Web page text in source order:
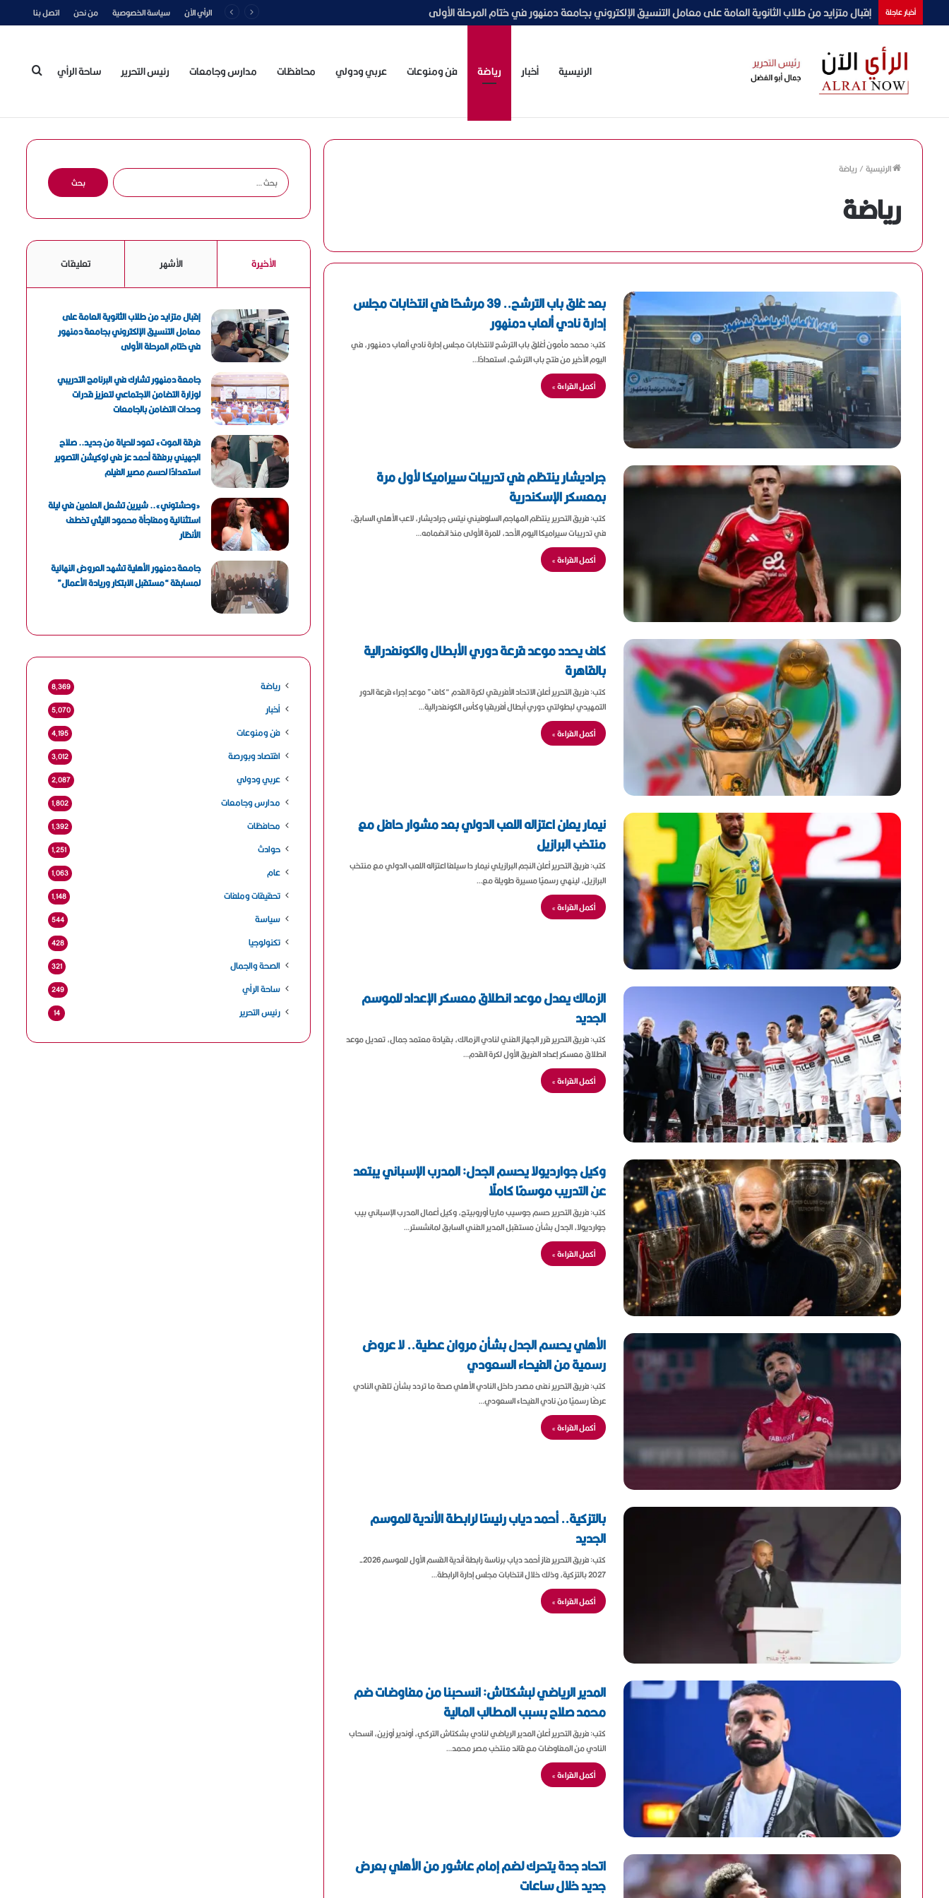
أخبار عاجلة جامعة دمنهور تشارك في البرنامج التدريبي لوزارة التضامن الاجتماعي لتعزيز قدرات وحدات التضامن بالجامعات الرأي الآن سياسة الخصوصية من نحن اتصل بنا
الرئيسية أخبار رياضة فن ومنوعات عربي ودولي محافظات مدارس وجامعات رئيس التحرير ساحة الرأي
الرئيسية/رياضة
رياضة
بعد غلق باب الترشح.. 39 مرشحًا في انتخابات مجلس
إدارة نادي ألعاب دمنهور
كتب: محمد مأمون أغلق باب الترشح لانتخابات مجلس إدارة نادي ألعاب دمنهور، في
اليوم الأخير من فتح باب الترشح، استعدادًا…
أكمل القراءة »
جراديشار ينتظم في تدريبات سيراميكا لأول مرة
بمعسكر الإسكندرية
كتب: فريق التحرير ينتظم المهاجم السلوفيني نيتس جراديشار، لاعب الأهلي السابق،
في تدريبات سيراميكا اليوم الأحد، للمرة الأولى منذ انضمامه…
أكمل القراءة »
كاف يحدد موعد قرعة دوري الأبطال والكونفدرالية
بالقاهرة
كتب: فريق التحرير أعلن الاتحاد الأفريقي لكرة القدم “كاف” موعد إجراء قرعة الدور
التمهيدي لبطولتي دوري أبطال أفريقيا وكأس الكونفدرالية…
أكمل القراءة »
نيمار يعلن اعتزاله اللعب الدولي بعد مشوار حافل مع
منتخب البرازيل
كتب: فريق التحرير أعلن النجم البرازيلي نيمار دا سيلفا اعتزاله اللعب الدولي مع منتخب
البرازيل، لينهي رسميًا مسيرة طويلة مع…
أكمل القراءة »
الزمالك يعدل موعد انطلاق معسكر الإعداد للموسم
الجديد
كتب: فريق التحرير قرر الجهاز الفني لنادي الزمالك، بقيادة معتمد جمال، تعديل موعد
انطلاق معسكر إعداد الفريق الأول لكرة القدم…
أكمل القراءة »
وكيل جوارديولا يحسم الجدل: المدرب الإسباني يبتعد
عن التدريب موسمًا كاملًا
كتب: فريق التحرير حسم جوسيب ماريا أوروبيتج، وكيل أعمال المدرب الإسباني بيب
جوارديولا، الجدل بشأن مستقبل المدير الفني السابق لمانشستر…
أكمل القراءة »
الأهلي يحسم الجدل بشأن مروان عطية.. لا عروض
رسمية من الفيحاء السعودي
كتب: فريق التحرير نفى مصدر داخل النادي الأهلي صحة ما تردد بشأن تلقي النادي
عرضًا رسميًا من نادي الفيحاء السعودي…
أكمل القراءة »
بالتزكية.. أحمد دياب رئيسًا لرابطة الأندية للموسم
الجديد
كتب: فريق التحرير فاز أحمد دياب برئاسة رابطة أندية القسم الأول للموسم 2026-
2027 بالتزكية، وذلك خلال انتخابات مجلس إدارة الرابطة…
أكمل القراءة »
المدير الرياضي لبشكتاش: انسحبنا من مفاوضات ضم
محمد صلاح بسبب المطالب المالية
كتب: فريق التحرير أعلن المدير الرياضي لنادي بشكتاش التركي، أوندير أوزين، انسحاب
النادي من المفاوضات مع قائد منتخب مصر محمد…
أكمل القراءة »
اتحاد جدة يتحرك لضم إمام عاشور من الأهلي بعرض
جديد خلال ساعات
ا
ل
ح
الأخيرة الأشهر تعليقات
إقبال متزايد من طلاب الثانوية العامة على
معامل التنسيق الإلكتروني بجامعة دمنهور
في ختام المرحلة الأولى
جامعة دمنهور تشارك في البرنامج التدريبي
لوزارة التضامن الاجتماعي لتعزيز قدرات
وحدات التضامن بالجامعات
فرقة الموت» تعود للحياة من جديد.. صلاح
الجهيني برفقة أحمد عز في لوكيشن التصوير
استعدادًا لحسم مصير الفيلم
«وحشتوني».. شيرين تشعل العلمين في ليلة
استثنائية ومفاجأة محمود الليثي تخطف
الأنظار
جامعة دمنهور الأهلية تشهد العروض النهائية
لمسابقة “مستقبل الابتكار وريادة الأعمال”
رياضة 8٬369
أخبار 5٬070
فن ومنوعات 4٬195
اقتصاد وبورصة 3٬012
عربي ودولي 2٬087
مدارس وجامعات 1٬802
محافظات 1٬392
حوادث 1٬251
عام 1٬063
تحقيقات وملفات 1٬148
سياسة 544
تكنولوجيا 428
الصحة والجمال 321
ساحة الرأي 249
رئيس التحرير 14